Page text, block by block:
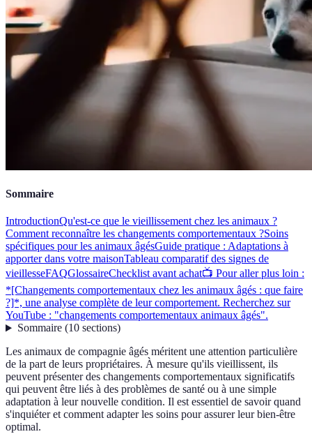
Sommaire
IntroductionQu'est-ce que le vieillissement chez les animaux ?
Comment reconnaître les changements comportementaux ?Soins
spécifiques pour les animaux âgésGuide pratique : Adaptations à
apporter dans votre maisonTableau comparatif des signes de
vieillesseFAQGlossaireChecklist avant achat📺 Pour aller plus loin :
*[Changements comportementaux chez les animaux âgés : que faire
?]*, une analyse complète de leur comportement. Recherchez sur
YouTube : "changements comportementaux animaux âgés".
Sommaire(10 sections)
Les animaux de compagnie âgés méritent une attention particulière
de la part de leurs propriétaires. À mesure qu'ils vieillissent, ils
peuvent présenter des changements comportementaux significatifs
qui peuvent être liés à des problèmes de santé ou à une simple
adaptation à leur nouvelle condition. Il est essentiel de savoir quand
s'inquiéter et comment adapter les soins pour assurer leur bien-être
optimal.